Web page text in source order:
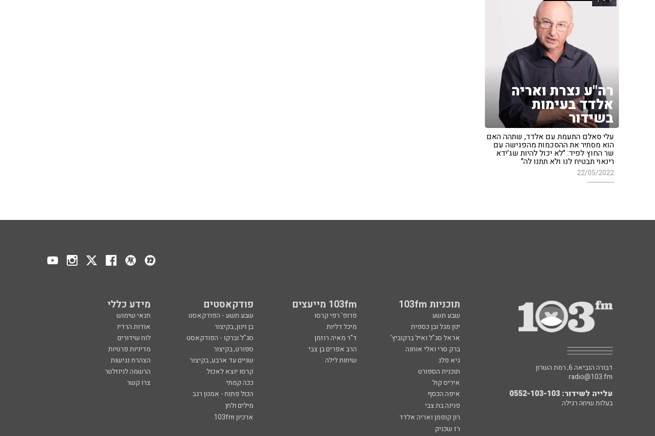
רה"ע נצרת ואריה
אלדד בעימות
בשידור
עלי סאלם התעמת עם אלדד, שתהה האם
הוא מסתיר את ההסכמות מהפגישה עם
שר החוץ לפיד: "לא יכול להיות שג'ידא
רינאוי תבטיח לנו ולא תתנו לה"
22/05/2022
תוכניות 103fm 103fm מייעצים פודקאסטים מידע כללי
שבע תשע פרופ' רפי קרסו שבע תשע - הפודקאסט
תנאי שימוש
ינון מגל ובן כספית
מיכל דליות בן וינון, בקיצור
אודות הרדיו
אראל סג"ל ואיל ברקוביץ'
ד"ר מאיה רוזמן סג"ל וברקו - הפודקאסט
לוח שידורים
ברק סרי ואלי אוחנה
הרב אפרים בן צבי ספורט, בקיצור
מדיניות פרטיות
גיא פלג
שיחות לילה שניים עד ארבע, בקיצור
הצהרת נגישות
תוכנית הספורט
קרסו יוצא לאכול
הרשמה לניוזלטר
איריס קול
ככה קמתי
צרו קשר
איפה הכסף
הכול פתוח - אמנון רגב
פנינה בת צבי
מילים ולחן
רון קופמן ואריה אלדד
ארכיון 103fm
רז שכניק
דבורה הנביאה 6, רמת השרון
radio@103.fm
עלייה לשידור: 0552-103-103
בעלות שיחה רגילה